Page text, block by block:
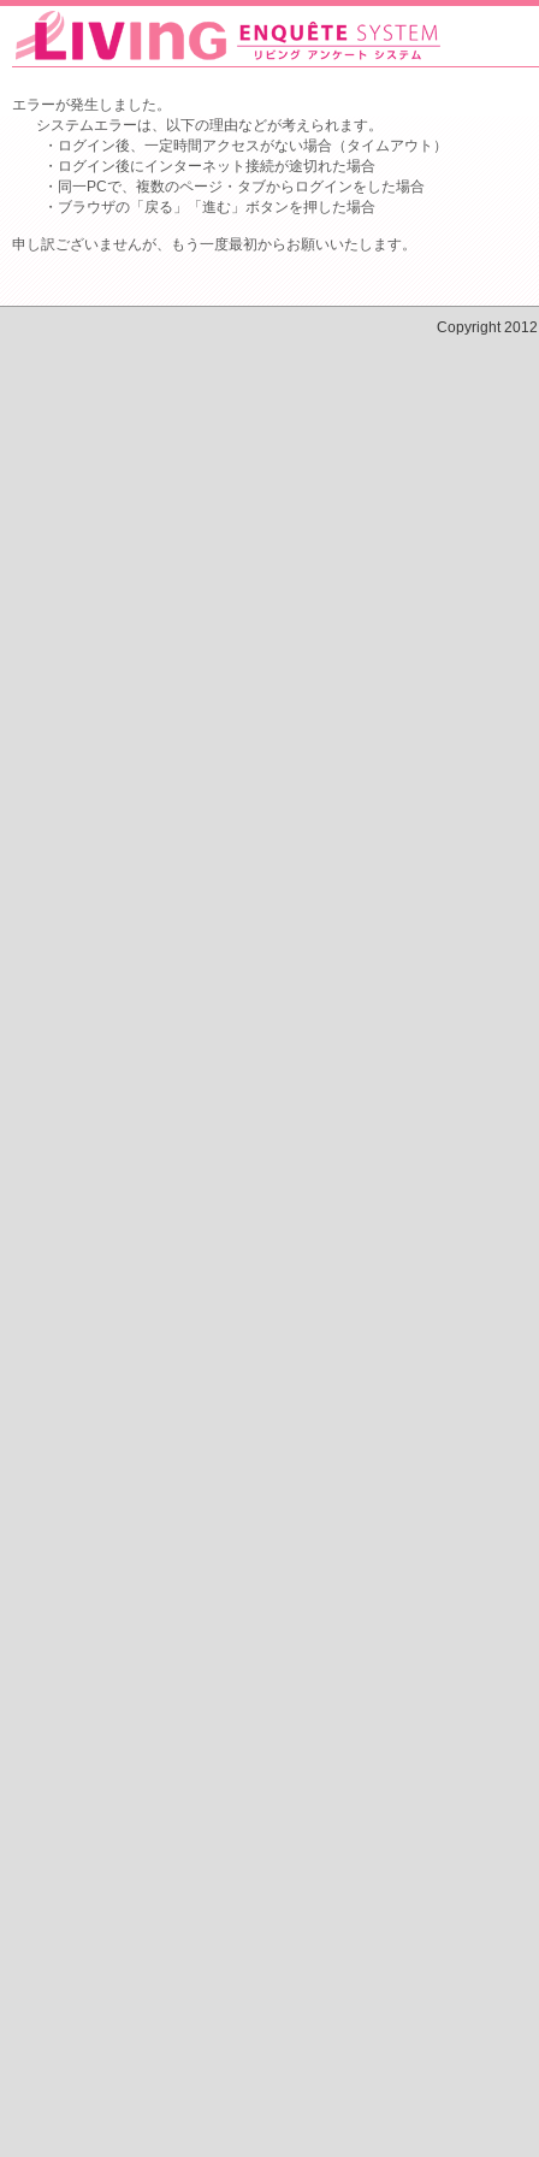
エラーが発生しました。
システムエラーは、以下の理由などが考えられます。
・ログイン後、一定時間アクセスがない場合（タイムアウト）
・ログイン後にインターネット接続が途切れた場合
・同一PCで、複数のページ・タブからログインをした場合
・ブラウザの「戻る」「進む」ボタンを押した場合
申し訳ございませんが、もう一度最初からお願いいたします。
Copyright